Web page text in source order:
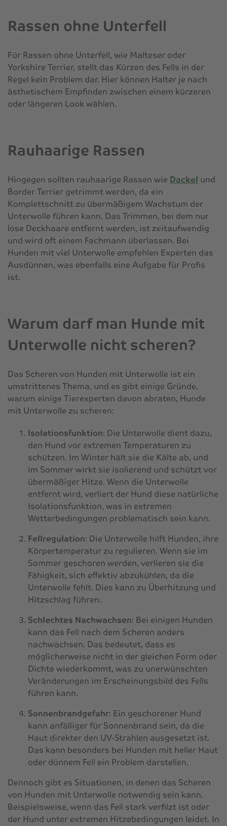
Rassen ohne Unterfell
Für Rassen ohne Unterfell, wie Malteser oder
Yorkshire Terrier, stellt das Kürzen des Fells in der
Regel kein Problem dar. Hier können Halter je nach
ästhetischem Empfinden zwischen einem kürzeren
oder längeren Look wählen.
Rauhaarige Rassen
Hingegen sollten rauhaarige Rassen wie Dackel und
Border Terrier getrimmt werden, da ein
Komplettschnitt zu übermäßigem Wachstum der
Unterwolle führen kann. Das Trimmen, bei dem nur
lose Deckhaare entfernt werden, ist zeitaufwendig
und wird oft einem Fachmann überlassen. Bei
Hunden mit viel Unterwolle empfehlen Experten das
Ausdünnen, was ebenfalls eine Aufgabe für Profis
ist.
Warum darf man Hunde mit
Unterwolle nicht scheren?
Das Scheren von Hunden mit Unterwolle ist ein
umstrittenes Thema, und es gibt einige Gründe,
warum einige Tierexperten davon abraten, Hunde
mit Unterwolle zu scheren:
Isolationsfunktion: Die Unterwolle dient dazu,
den Hund vor extremen Temperaturen zu
schützen. Im Winter hält sie die Kälte ab, und
im Sommer wirkt sie isolierend und schützt vor
übermäßiger Hitze. Wenn die Unterwolle
entfernt wird, verliert der Hund diese natürliche
Isolationsfunktion, was in extremen
Wetterbedingungen problematisch sein kann.
Fellregulation: Die Unterwolle hilft Hunden, ihre
Körpertemperatur zu regulieren. Wenn sie im
Sommer geschoren werden, verlieren sie die
Fähigkeit, sich effektiv abzukühlen, da die
Unterwolle fehlt. Dies kann zu Überhitzung und
Hitzschlag führen.
Schlechtes Nachwachsen: Bei einigen Hunden
kann das Fell nach dem Scheren anders
nachwachsen. Das bedeutet, dass es
möglicherweise nicht in der gleichen Form oder
Dichte wiederkommt, was zu unerwünschten
Veränderungen im Erscheinungsbild des Fells
führen kann.
Sonnenbrandgefahr: Ein geschorener Hund
kann anfälliger für Sonnenbrand sein, da die
Haut direkter den UV-Strahlen ausgesetzt ist.
Das kann besonders bei Hunden mit heller Haut
oder dünnem Fell ein Problem darstellen.
Dennoch gibt es Situationen, in denen das Scheren
von Hunden mit Unterwolle notwendig sein kann.
Beispielsweise, wenn das Fell stark verfilzt ist oder
der Hund unter extremen Hitzebedingungen leidet. In